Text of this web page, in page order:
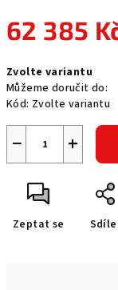
62 385
cena:
Zvolte variantu
Můžeme doručit do:
Kód: Zvolte variantu
+
−
Zeptat se